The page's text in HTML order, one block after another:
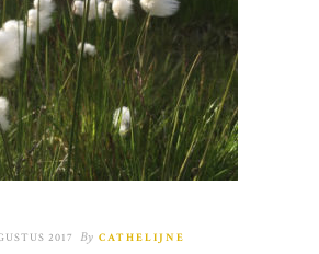
2017 By CATHELIJNE